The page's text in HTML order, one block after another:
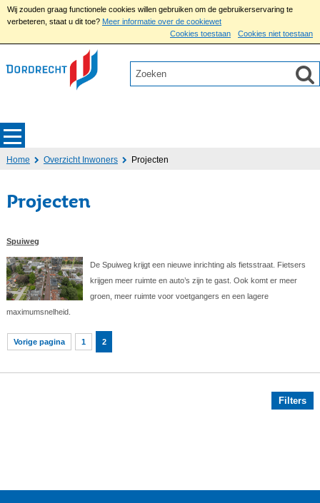
Wij zouden graag functionele cookies willen gebruiken om de gebruikerservaring te
verbeteren, staat u dit toe? Meer informatie over de cookiewet
Cookies toestaan
Cookies niet toestaan
Home Overzicht Inwoners Projecten
Projecten
Spuiweg
De Spuiweg krijgt een nieuwe inrichting als fietsstraat. Fietsers
krijgen meer ruimte en auto’s zijn te gast. Ook komt er meer
groen, meer ruimte voor voetgangers en een lagere
maximumsnelheid.
Vorige pagina 1 2
Filters